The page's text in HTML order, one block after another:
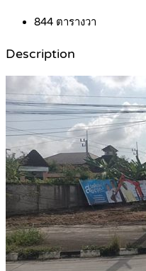
844 ตารางวา
Description